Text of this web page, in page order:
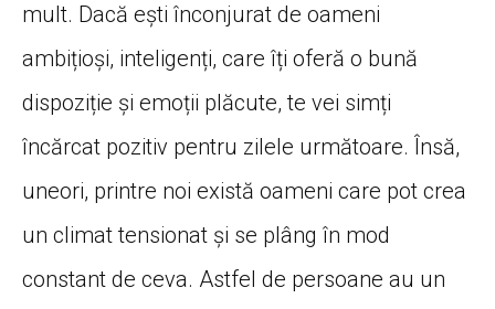
mult. Dacă ești înconjurat de oameni
ambițioși, inteligenți, care îți oferă o bună
dispoziție și emoții plăcute, te vei simți
încărcat pozitiv pentru zilele următoare. Însă,
uneori, printre noi există oameni care pot crea
un climat tensionat și se plâng în mod
constant de ceva. Astfel de persoane au un